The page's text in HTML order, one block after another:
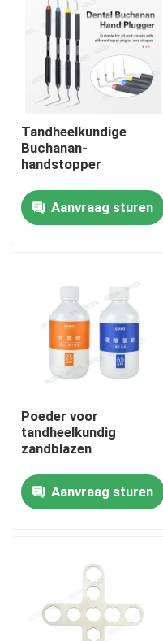
Thuis
Producten
Fabrieksreis
Kwaliteitscontrole
Contacteer ons
Vraag een offerte aan
Een tandheelkundig
Tandheelkundig
Tandheelkundige
Buchanan-
handstopper
Aanvraag sturen
Poeder voor
tandheelkundig
zandblazen
Aanvraag sturen